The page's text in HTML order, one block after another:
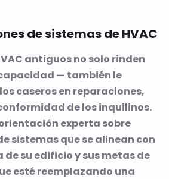
de sistemas de HVAC
antiguos no solo rinden
— también le
caseros en reparaciones,
de los inquilinos.
experta sobre
sistemas que se alinean con
su edificio y sus metas de
esté reemplazando una